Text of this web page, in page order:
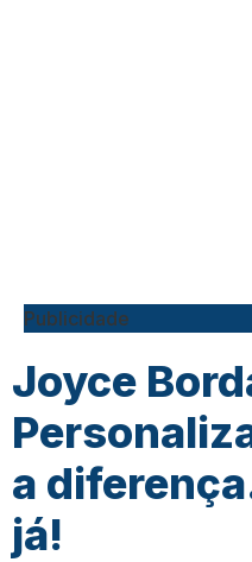
Publicidade
Joyce
a
já!